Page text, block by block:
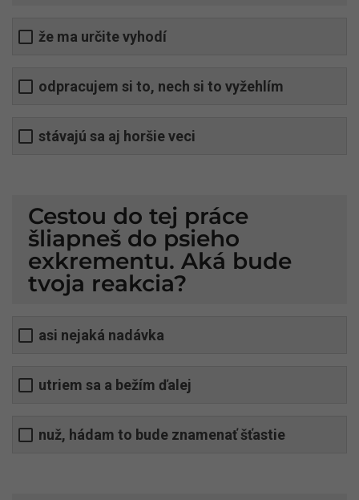
že ma určite vyhodí
odpracujem si to, nech si to vyžehlím
stávajú sa aj horšie veci
Cestou do tej práce
šliapneš do psieho
exkrementu. Aká bude
tvoja reakcia?
asi nejaká nadávka
utriem sa a bežím ďalej
nuž, hádam to bude znamenať šťastie